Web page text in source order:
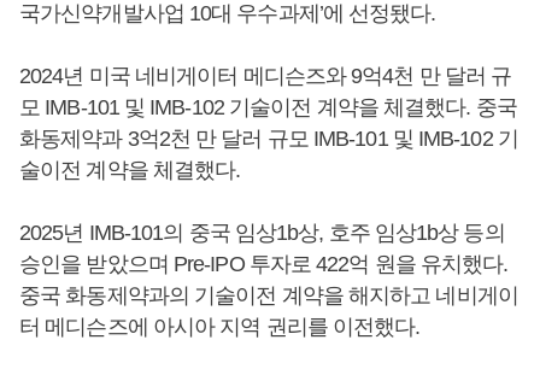
국가신약개발사업 10대 우수과제’에 선정됐다.
2024년 미국 네비게이터 메디슨즈와 9억4천 만 달러 규
모 IMB-101 및 IMB-102 기술이전 계약을 체결했다. 중국
화동제약과 3억2천 만 달러 규모 IMB-101 및 IMB-102 기
술이전 계약을 체결했다.
2025년 IMB-101의 중국 임상1b상, 호주 임상1b상 등의
승인을 받았으며 Pre-IPO 투자로 422억 원을 유치했다.
중국 화동제약과의 기술이전 계약을 해지하고 네비게이
터 메디슨즈에 아시아 지역 권리를 이전했다.